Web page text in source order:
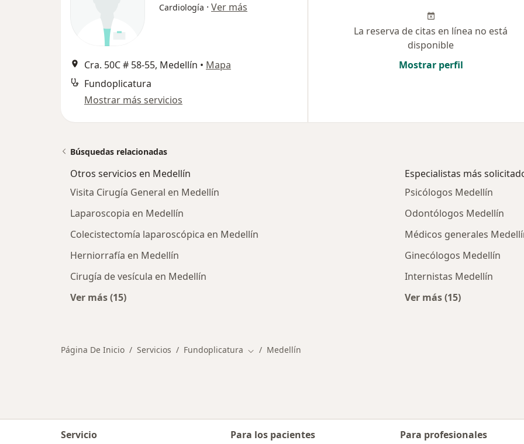
Cardiología · Ver más
Cra. 50C # 58-55, Medellín • Mapa
Fundoplicatura
Mostrar más servicios
La reserva de citas en línea no está
disponible
Mostrar perfil
Búsquedas relacionadas
Otros servicios en Medellín
Visita Cirugía General en Medellín
Laparoscopia en Medellín
Colecistectomía laparoscópica en Medellín
Herniorrafía en Medellín
Cirugía de vesícula en Medellín
Ver más (15)
Especialistas más
Psicólogos Medellín
Odontólogos Medellín
Médicos generales
Ginecólogos Medellín
Internistas Medellín
Ver más (15)
Página De Inicio Servicios Fundoplicatura Cambiar de ciudad
Medellín
Servicio Para los pacientes Para profesionales